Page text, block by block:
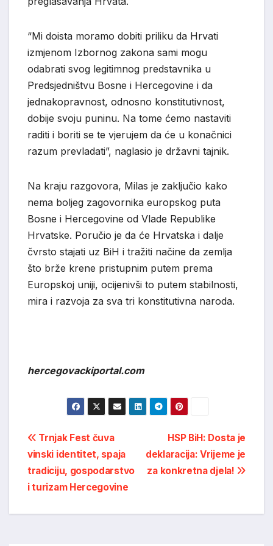
“Mi doista moramo dobiti priliku da Hrvati
izmjenom Izbornog zakona sami mogu
odabrati svog legitimnog predstavnika u
Predsjedništvu Bosne i Hercegovine i da
jednakopravnost, odnosno konstitutivnost,
dobije svoju puninu. Na tome ćemo nastaviti
raditi i boriti se te vjerujem da će u konačnici
razum prevladati”, naglasio je državni tajnik.
Na kraju razgovora, Milas je zaključio kako
nema boljeg zagovornika europskog puta
Bosne i Hercegovine od Vlade Republike
Hrvatske. Poručio je da će Hrvatska i dalje
čvrsto stajati uz BiH i tražiti načine da zemlja
što brže krene pristupnim putem prema
Europskoj uniji, ocijenivši to putem stabilnosti,
mira i razvoja za sva tri konstitutivna naroda.
hercegovackiportal.com
Post
navigation
HSP BiH: Dosta je
deklaracija: Vrijeme je
za konkretna djela!
Trnjak Fest čuva
vinski identitet, spaja
tradiciju, gospodarstvo
i turizam Hercegovine